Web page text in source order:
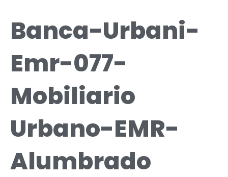
Banca-Urbani-
Emr-077-
Mobiliario
Urbano-EMR-
Alumbrado